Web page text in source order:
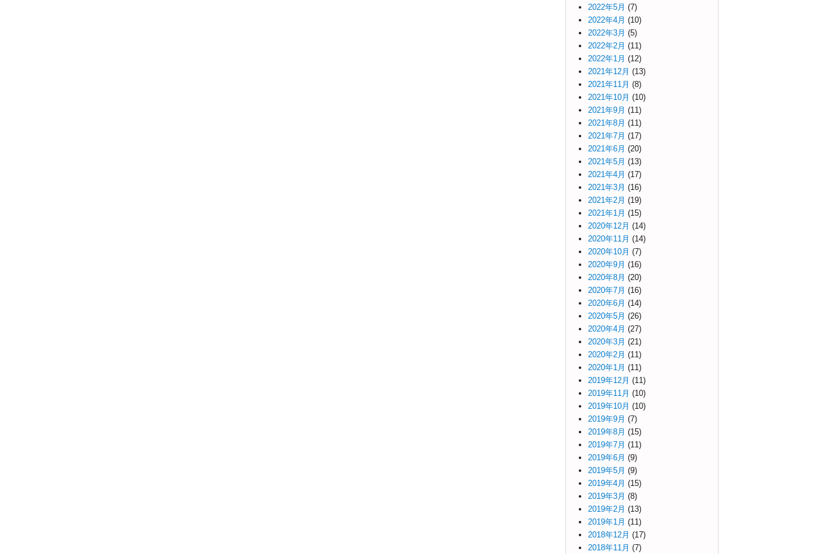
2022年5月 (7)
2022年4月 (10)
2022年3月 (5)
2022年2月 (11)
2022年1月 (12)
2021年12月 (13)
2021年11月 (8)
2021年10月 (10)
2021年9月 (11)
2021年8月 (11)
2021年7月 (17)
2021年6月 (20)
2021年5月 (13)
2021年4月 (17)
2021年3月 (16)
2021年2月 (19)
2021年1月 (15)
2020年12月 (14)
2020年11月 (14)
2020年10月 (7)
2020年9月 (16)
2020年8月 (20)
2020年7月 (16)
2020年6月 (14)
2020年5月 (26)
2020年4月 (27)
2020年3月 (21)
2020年2月 (11)
2020年1月 (11)
2019年12月 (11)
2019年11月 (10)
2019年10月 (10)
2019年9月 (7)
2019年8月 (15)
2019年7月 (11)
2019年6月 (9)
2019年5月 (9)
2019年4月 (15)
2019年3月 (8)
2019年2月 (13)
2019年1月 (11)
2018年12月 (17)
2018年11月 (7)